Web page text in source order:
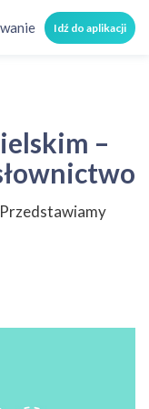
Idź do aplikacji
–
Przedstawiamy